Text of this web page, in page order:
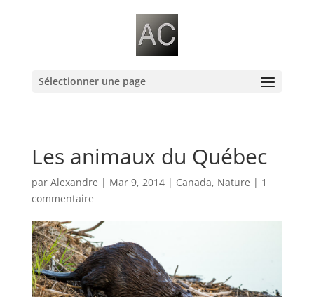
Sélectionner une page
Les animaux du Québec
par Alexandre | Mar 9, 2014| Canada, Nature | 1
commentaire